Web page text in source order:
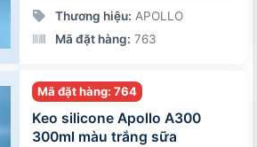
Thương hiệu: APOLLO
Mã đặt hàng: 763
Mã đặt hàng: 764
Keo silicone Apollo A300
300ml màu trắng sữa